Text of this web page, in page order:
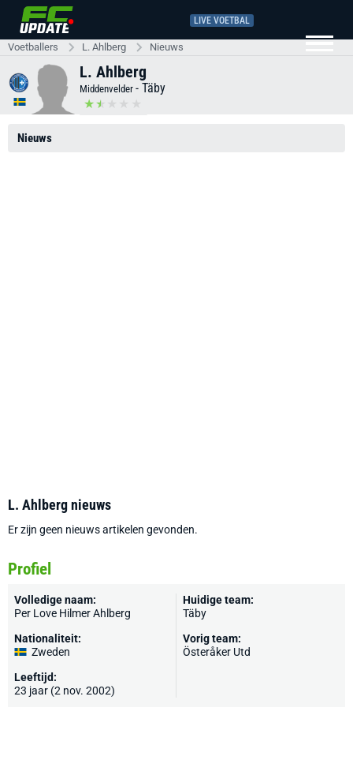
LIVE VOETBAL
Voetballers L. Ahlberg Nieuws
L. Ahlberg
Middenvelder - Täby
Nieuws
L. Ahlberg nieuws
Er zijn geen nieuws artikelen gevonden.
Profiel
Volledige naam:
Per Love Hilmer Ahlberg
Nationaliteit:
Zweden
Leeftijd:
23 jaar (2 nov. 2002)
Huidige team:
Täby
Vorig team:
Österåker Utd